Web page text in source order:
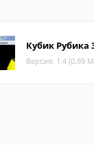
Кубик Рубика
Версия: 1.4 (0.89